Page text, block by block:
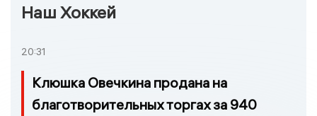
Наш Хоккей
20:31
Клюшка Овечкина продана на
благотворительных торгах за 940